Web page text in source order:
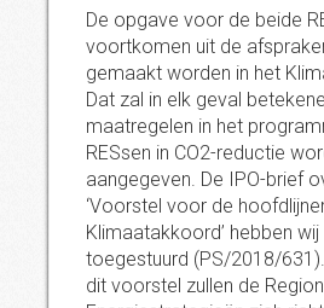
De opgave voor de beide
voortkomen uit de
gemaakt worden in het
Dat zal in elk geval
maatregelen in het
RESsen in CO2-reductie
aangegeven. De IPO-brief
‘Voorstel voor de
Klimaatakkoord’ hebben
toegestuurd (PS/2018/
dit voorstel zullen de